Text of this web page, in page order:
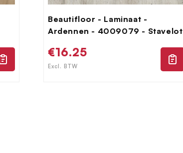
Beautifloor - Laminaat -
Ardennen - 4009079 - Stavelot
Normale
prijs
€16.25
Excl. BTW